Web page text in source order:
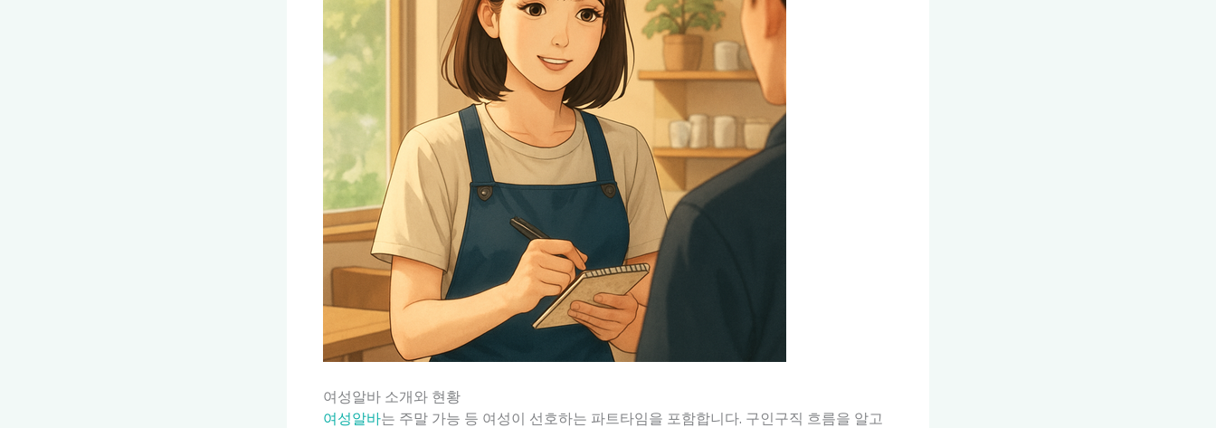
여성알바 소개와 현황
여성알바는 주말 가능 등 여성이 선호하는 파트타임을 포함합니다. 구인구직 흐름을 알고